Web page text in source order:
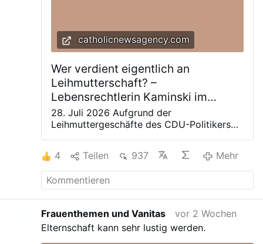
catholicnewsagency.com
Wer verdient eigentlich an
Leihmutterschaft? –
Lebensrechtlerin Kaminski im
Gespräch
28. Juli 2026 Aufgrund der
Leihmuttergeschäfte des CDU-Politikers
Partners wurde die Debatte um das
ethisch komplexe Thema neu entfacht.
CNA Deutsch sprach deshalb mit Cornelia
Kaminski, der Vorsitzenden der „Aktion
einsetzt und umfassend über die Probleme
informiert. In der Debatte um
Leihmuttergeschäfte scheinen die
4 Teilen 937 Mehr
Frauenthemen und Vanitas
vor 2 Wochen
Elternschaft kann sehr lustig werden.